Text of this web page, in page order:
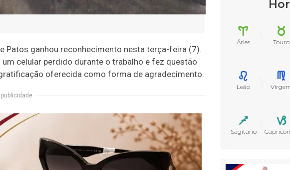
ganhou reconhecimento nesta terça-feira (7).
celular perdido durante o trabalho e fez questão
oferecida como forma de agradecimento.
Áries Touro
Leão
Sagitário